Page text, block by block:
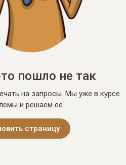
пошло не так
на запросы. Мы уже в курсе
и решаем её.
страницу